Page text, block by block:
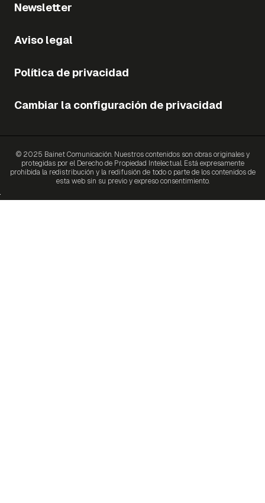
Newsletter
Aviso legal
Política de privacidad
Cambiar la configuración de privacidad
© 2025 Bainet Comunicación. Nuestros contenidos son obras originales y
protegidas por el Derecho de Propiedad Intelectual. Está expresamente
prohibida la redistribución y la redifusión de todo o parte de los contenidos de
esta web sin su previo y expreso consentimiento.